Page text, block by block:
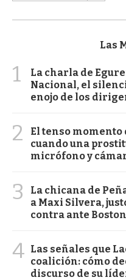
Las
1
La charla de
Nacional, el
enojo de los
2
El tenso momento
cuando una
micrófono y
3
La chicana de
a Maxi Silvera,
contra ante Boston
4 Las señales que
coalición: cómo
discurso de su